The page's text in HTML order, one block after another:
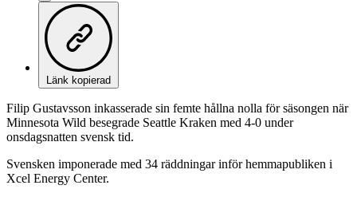
Länk kopierad
Filip Gustavsson inkasserade sin femte hållna nolla för säsongen när
Minnesota Wild besegrade Seattle Kraken med 4-0 under
onsdagsnatten svensk tid.
Svensken imponerade med 34 räddningar inför hemmapubliken i
Xcel Energy Center.